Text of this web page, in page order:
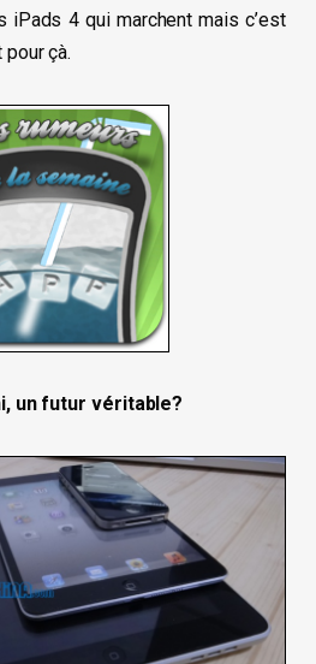
iPads 4 qui marchent mais c’est
çà.
un futur véritable?